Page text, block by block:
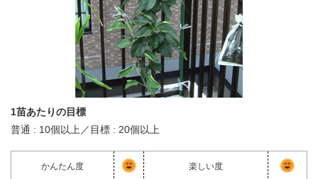
1苗あたりの目標
普通 : 10個以上／目標 : 20個以上
かんたん度 楽しい度